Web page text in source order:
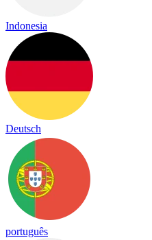
Indonesia
Deutsch
português